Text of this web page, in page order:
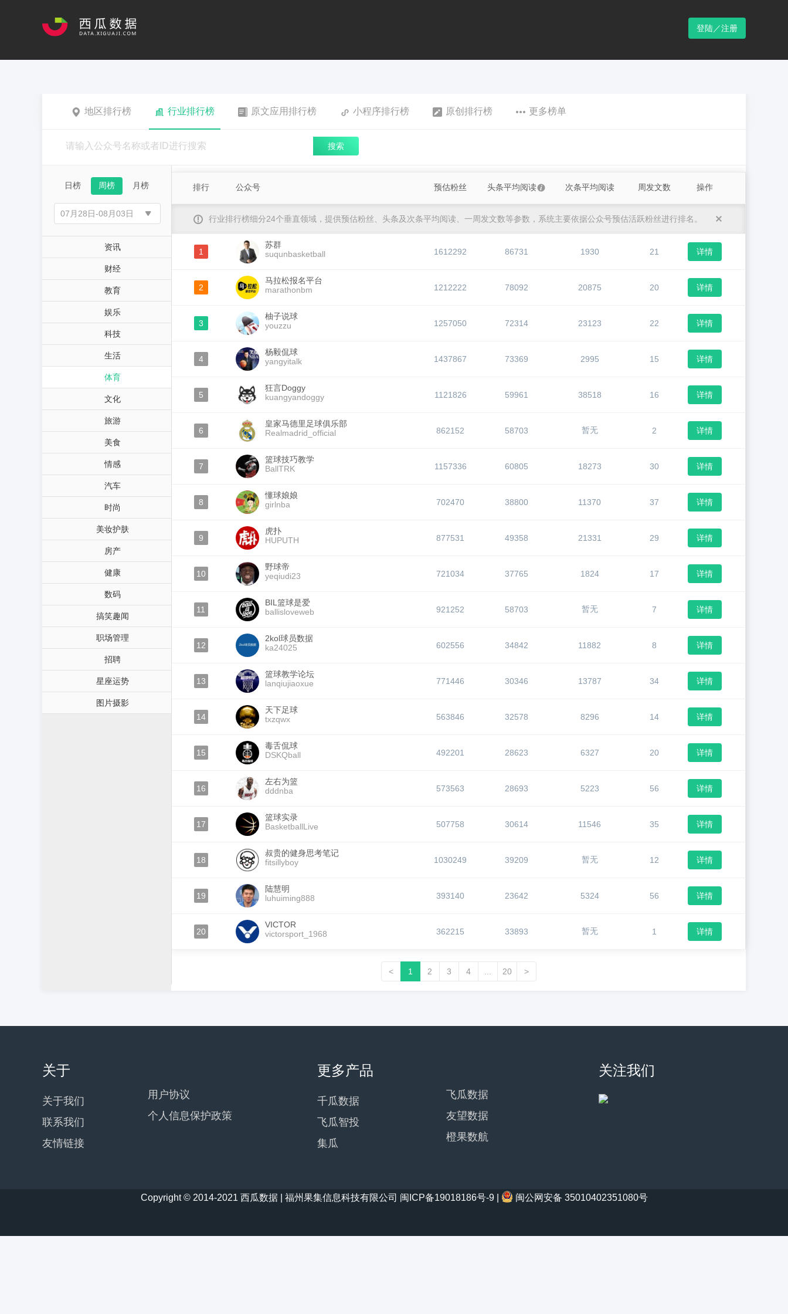
登陆／注册
地区排行榜 行业排行榜 原文应用排行榜 小程序排行榜 原创排行榜 更多榜单
搜索
日榜 周榜 月榜
资讯
财经
教育
娱乐
科技
生活
体育
文化
旅游
美食
情感
汽车
时尚
美妆护肤
房产
健康
数码
搞笑趣闻
职场管理
招聘
星座运势
图片摄影
排行 公众号 预估粉丝 头条平均阅读 次条平均阅读 周发文数 操作
行业排行榜细分24个垂直领域，提供预估粉丝、头条及次条平均阅读、一周发文数等参数，系统主要依据公众号预估活跃粉丝进行排名。
1
苏群
suqunbasketball
1612292 86731 1930 21 详情
2
马拉松报名平台
marathonbm
1212222 78092 20875 20 详情
3
柚子说球
youzzu
1257050 72314 23123 22 详情
4
杨毅侃球
yangyitalk
1437867 73369 2995 15 详情
5
狂言Doggy
kuangyandoggy
1121826 59961 38518 16 详情
6
皇家马德里足球俱乐部
Realmadrid_official
862152 58703 暂无 2 详情
7
篮球技巧教学
BallTRK
1157336 60805 18273 30 详情
8
懂球娘娘
girlnba
702470 38800 11370 37 详情
9
虎扑
HUPUTH
877531 49358 21331 29 详情
10
野球帝
yeqiudi23
721034 37765 1824 17 详情
11
BIL篮球是爱
ballisloveweb
921252 58703 暂无 7 详情
12
2kol球员数据
ka24025
602556 34842 11882 8 详情
13
篮球教学论坛
lanqiujiaoxue
771446 30346 13787 34 详情
14
天下足球
txzqwx
563846 32578 8296 14 详情
15
毒舌侃球
DSKQball
492201 28623 6327 20 详情
16
左右为篮
dddnba
573563 28693 5223 56 详情
17
篮球实录
BasketballLive
507758 30614 11546 35 详情
18
叔贵的健身思考笔记
fitsillyboy
1030249 39209 暂无 12 详情
19
陆慧明
luhuiming888
393140 23642 5324 56 详情
20
VICTOR
victorsport_1968
362215 33893 暂无 1 详情
< 1 2 3 4 20 >
关于
关于我们
联系我们
友情链接
用户协议
个人信息保护政策
更多产品
千瓜数据
飞瓜智投
集瓜
飞瓜数据
友望数据
橙果数航
关注我们
Copyright © 2014-2021 西瓜数据 | 福州果集信息科技有限公司 闽ICP备19018186号-9 闽公网安备 35010402351080号